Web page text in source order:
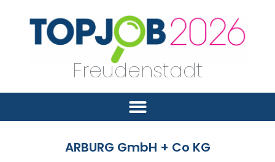
Freudenstadt
ARBURG GmbH + Co KG